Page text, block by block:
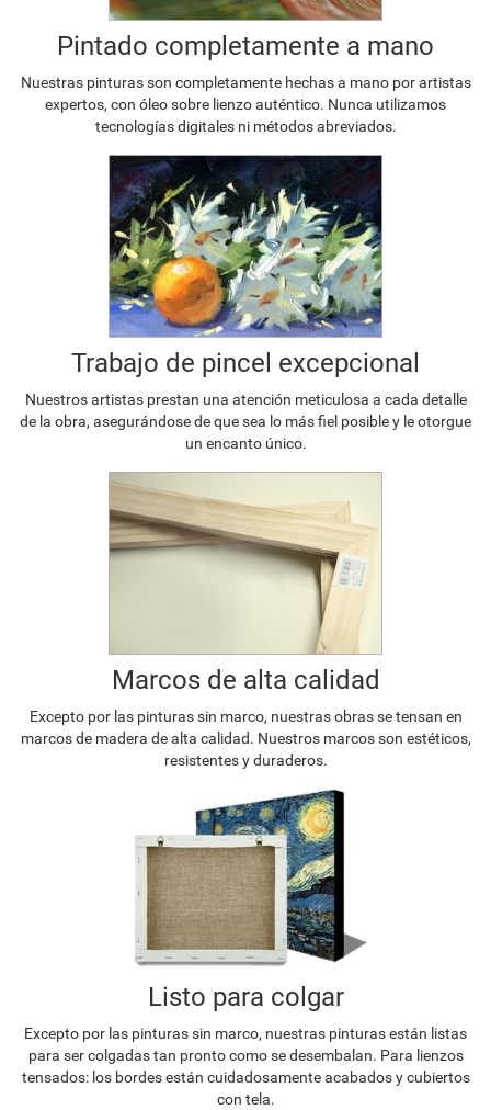
Pintado completamente a mano
Nuestras pinturas son completamente hechas a mano por artistas
expertos, con óleo sobre lienzo auténtico. Nunca utilizamos
tecnologías digitales ni métodos abreviados.
Trabajo de pincel excepcional
Nuestros artistas prestan una atención meticulosa a cada detalle
de la obra, asegurándose de que sea lo más fiel posible y le otorgue
un encanto único.
Marcos de alta calidad
Excepto por las pinturas sin marco, nuestras obras se tensan en
marcos de madera de alta calidad. Nuestros marcos son estéticos,
resistentes y duraderos.
Listo para colgar
Excepto por las pinturas sin marco, nuestras pinturas están listas
para ser colgadas tan pronto como se desembalan. Para lienzos
tensados: los bordes están cuidadosamente acabados y cubiertos
con tela.